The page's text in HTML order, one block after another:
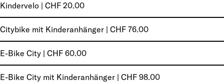
Kindervelo | CHF 20.00
Citybike mit Kinderanhänger | CHF 76.00
E-Bike City | CHF 60.00
E-Bike City mit Kinderanhänger | CHF 98.00